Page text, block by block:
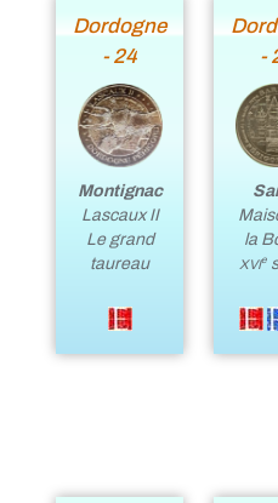
Dordogne
- 24
Montignac
Lascaux II
Le grand
taureau
-
la
XVIe